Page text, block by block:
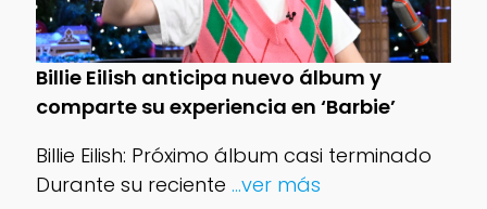
Billie Eilish anticipa nuevo álbum y
comparte su experiencia en ‘Barbie’
Billie Eilish: Próximo álbum casi terminado
Durante su reciente ...ver más